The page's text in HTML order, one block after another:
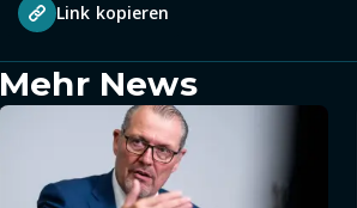
Link kopieren
Mehr News